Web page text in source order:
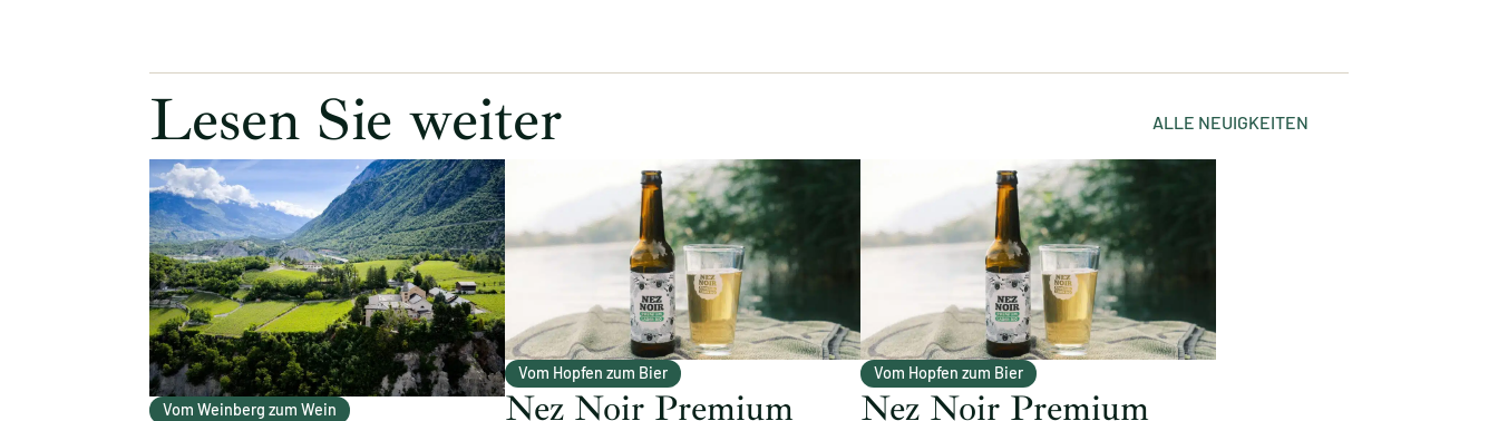
Lesen Sie weiter ALLE NEUIGKEITEN
Vom Weinberg zum Wein
Vom Hopfen zum Bier
Nez Noir Premium
Vom Hopfen zum Bier
Nez Noir Premium